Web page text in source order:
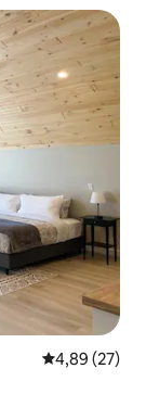
Średnia
4,89 (27)